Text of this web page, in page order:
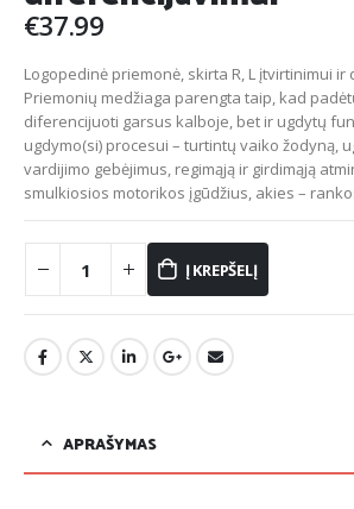
€37.99
Logopedinė priemonė, skirta R, L įtvirtinimui
Priemonių medžiaga parengta taip, kad
diferencijuoti garsus kalboje, bet ir ugdytų
ugdymo(si) procesui – turtintų vaiko žodyną,
vardijimo gebėjimus, regimąją ir girdimąją
smulkiosios motorikos įgūdžius, akies –
Į KREPŠELĮ
APRAŠYMAS